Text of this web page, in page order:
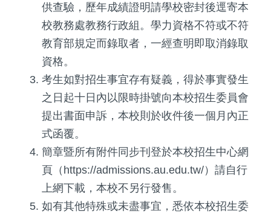
供查驗，歷年成績證明請學校密封後逕寄本
校教務處教務行政組。學力資格不符或不符
教育部規定而錄取者，一經查明即取消錄取
資格。
考生如對招生事宜存有疑義，得於事實發生
之日起十日內以限時掛號向本校招生委員會
提出書面申訴，本校則於收件後一個月內正
式函覆。
簡章暨所有附件同步刊登於本校招生中心網
頁（https://admissions.au.edu.tw/）請自行
上網下載，本校不另行發售。
如有其他特殊或未盡事宜，悉依本校招生委